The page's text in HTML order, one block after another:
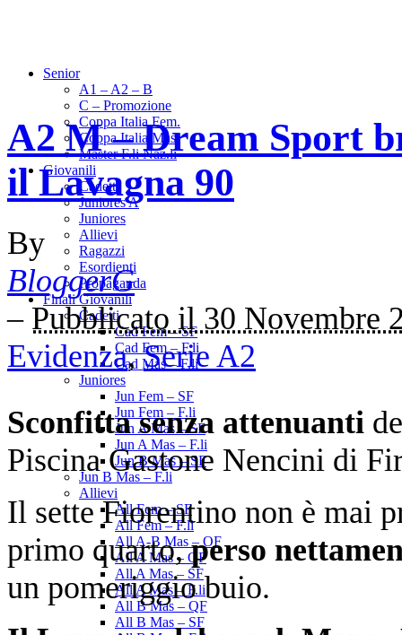
Senior
A1 – A2 – B
C – Promozione
Coppa Italia Fem.
Coppa Italia Mas.
Master F.li Naz.li
Giovanili
Cadetti
Juniores A
Juniores
Allievi
Ragazzi
Esordienti
Propaganda
Finali Giovanili
Cadetti
Cad Fem – SF
Cad Fem – F.li
Cad Mas – F.li
Juniores
Jun Fem – SF
Jun Fem – F.li
Jun A Mas – SF
Jun A Mas – F.li
Jun B Mas – SF
Jun B Mas – F.li
Allievi
All Fem – SF
All Fem – F.li
All A-B Mas – OF
All A Mas – QF
All A Mas – SF
All A Mas – F.li
All B Mas – QF
All B Mas – SF
A2 M – Dream Sport
il Lavagna 90
By
BloggerG
– Pubblicato il 30 Novembre
Evidenza,Serie A2
Sconfitta senza attenuanti
Piscina Gastone Nencini di
Il sette Fiorentino non è mai
primo quarto,perso
un pomeriggio buio.